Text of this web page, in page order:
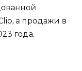
а продажи в
года.